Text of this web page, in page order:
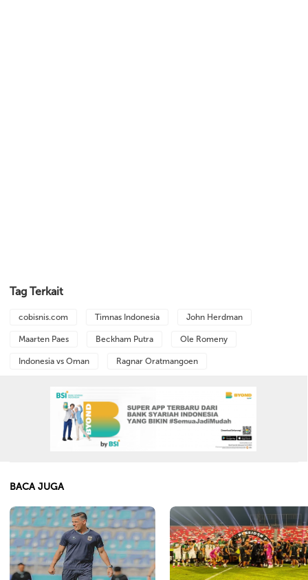
Tag Terkait
cobisnis.com Timnas Indonesia John Herdman
Maarten Paes Beckham Putra Ole Romeny
Indonesia vs Oman Ragnar Oratmangoen
BACA JUGA